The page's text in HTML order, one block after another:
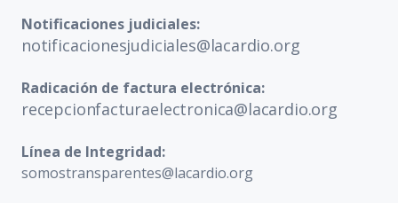
Notificaciones judiciales:
notificacionesjudiciales@lacardio.org
Radicación de factura electrónica:
recepcionfacturaelectronica@lacardio.org
Línea de Integridad:
somostransparentes@lacardio.org